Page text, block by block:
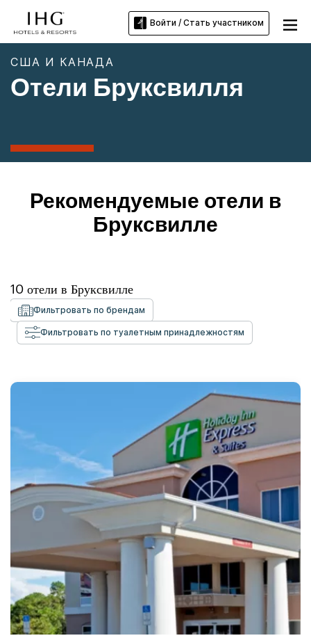
Войти / Стать участником
США И КАНАДА
Отели Бруксвилля
Рекомендуемые отели в
Бруксвилле
10 отели в Бруксвилле
Фильтровать по брендам
Фильтровать по туалетным принадлежностям